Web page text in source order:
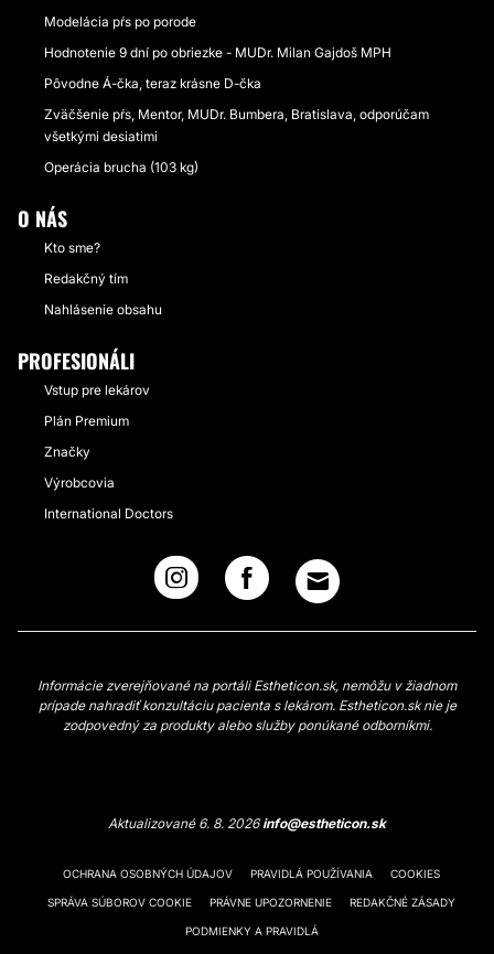
Modelácia pŕs po porode
Hodnotenie 9 dní po obriezke - MUDr. Milan Gajdoš MPH
Pôvodne Á-čka, teraz krásne D-čka
Zväčšenie pŕs, Mentor, MUDr. Bumbera, Bratislava, odporúčam
všetkými desiatimi
Operácia brucha (103 kg)
O NÁS
Kto sme?
Redakčný tím
Nahlásenie obsahu
PROFESIONÁLI
Vstup pre lekárov
Plán Premium
Značky
Výrobcovia
International Doctors
Informácie zverejňované na portáli Estheticon.sk, nemôžu v žiadnom
prípade nahradiť konzultáciu pacienta s lekárom. Estheticon.sk nie je
zodpovedný za produkty alebo služby ponúkané odborníkmi.
Aktualizované 6. 8. 2026info@estheticon.sk
OCHRANA OSOBNÝCH ÚDAJOV PRAVIDLÁ POUŽÍVANIA COOKIES
SPRÁVA SÚBOROV COOKIE PRÁVNE UPOZORNENIE REDAKČNÉ ZÁSADY
PODMIENKY A PRAVIDLÁ